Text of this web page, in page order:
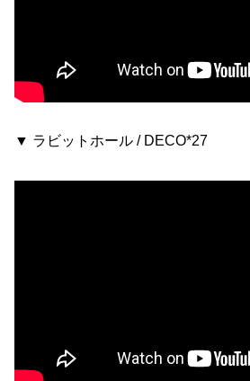
▼ ラビットホール / DECO*27